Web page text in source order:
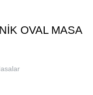
OVAL MASA